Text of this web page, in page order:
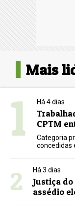
Mais
1 Há 4 dias
CPTM
Categoria
concedidas
2 Há 3 dias
Justiça
assédio